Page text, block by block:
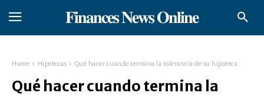
𝐅𝐢𝐧𝐚𝐧𝐜𝐞𝐬 𝐍𝐞𝐰𝐬 𝐎𝐧𝐥𝐢𝐧𝐞
Home Hipotecas Qué hacer cuando termina la tolerancia de su hipoteca
Qué hacer cuando termina la